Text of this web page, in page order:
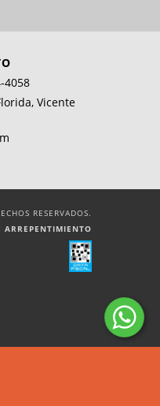
4058
Vicente
RESERVADOS.
ARREPENTIMIENTO